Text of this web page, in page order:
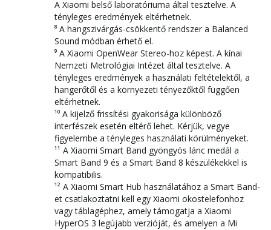
A Xiaomi belső laboratóriuma által tesztelve. A
tényleges eredmények eltérhetnek.
⁸ A hangszivárgás-csökkentő rendszer a Balanced
Sound módban érhető el.
⁹ A Xiaomi OpenWear Stereo-hoz képest. A kínai
Nemzeti Metrológiai Intézet által tesztelve. A
tényleges eredmények a használati feltételektől, a
hangerőtől és a környezeti tényezőktől függően
eltérhetnek.
¹⁰ A kijelző frissítési gyakorisága különböző
interfészek esetén eltérő lehet. Kérjük, vegye
figyelembe a tényleges használati körülményeket.
¹¹ A Xiaomi Smart Band gyöngyös lánc medál a
Smart Band 9 és a Smart Band 8 készülékekkel is
kompatibilis.
¹² A Xiaomi Smart Hub használatához a Smart Band-
et csatlakoztatni kell egy Xiaomi okostelefonhoz
vagy táblagéphez, amely támogatja a Xiaomi
HyperOS 3 legújabb verzióját, és amelyen a Mi